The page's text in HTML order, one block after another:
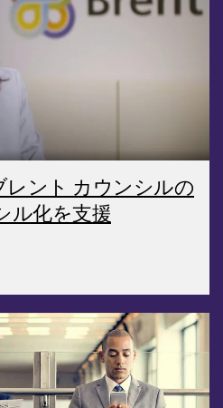
ント カウンシルの
ル化を支援